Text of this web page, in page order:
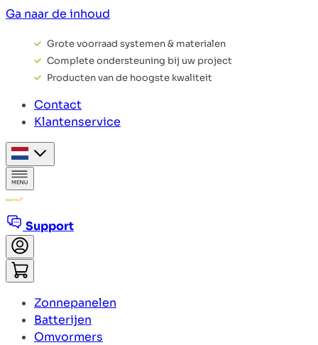
Ga naar de inhoud
Grote voorraad systemen & materialen
Complete ondersteuning bij uw project
Producten van de hoogste kwaliteit
Contact
Klantenservice
Support
Zonnepanelen
Batterijen
Omvormers